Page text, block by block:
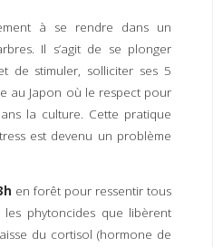
ER
à se rendre dans un
Il s’agit de se plonger
de stimuler, solliciter ses 5
au Japon où le respect pour
la culture. Cette pratique
est devenu un problème
en forêt pour ressentir tous
phytoncides que libèrent
du cortisol (hormone de